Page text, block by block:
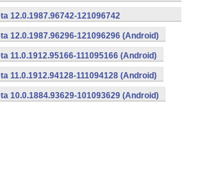
12.0.1987.96742-121096742
12.0.1987.96296-121096296 (Android)
11.0.1912.95166-111095166 (Android)
11.0.1912.94128-111094128 (Android)
10.0.1884.93629-101093629 (Android)